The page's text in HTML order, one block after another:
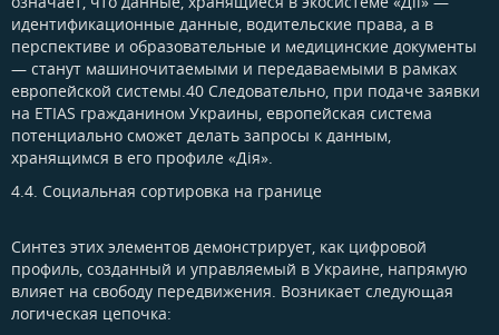
идентификационные данные, водительские права, а в
перспективе и образовательные и медицинские документы
— станут машиночитаемыми и передаваемыми в рамках
европейской системы.40 Следовательно, при подаче заявки
на ETIAS гражданином Украины, европейская система
потенциально сможет делать запросы к данным,
хранящимся в его профиле «Дія».
4.4. Социальная сортировка на границе​
Синтез этих элементов демонстрирует, как цифровой
профиль, созданный и управляемый в Украине, напрямую
влияет на свободу передвижения. Возникает следующая
логическая цепочка: